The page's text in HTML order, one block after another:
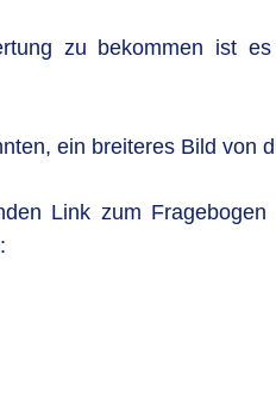
zu bekommen ist
ein breiteres Bild von
Link zum